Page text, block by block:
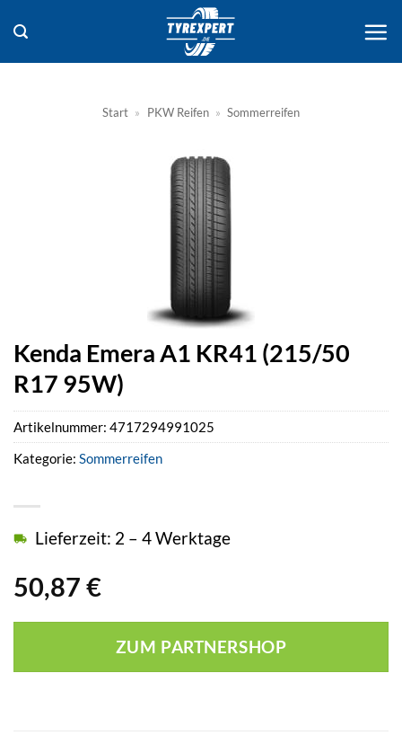
Inhalt
springen
Start » PKW Reifen » Sommerreifen
Kenda Emera A1 KR41 (215/50
R17 95W)
50,87 €
Lieferzeit: 2 – 4 Werktage
ZUM PARTNERSHOP
Artikelnummer: 4717294991025
Kategorie: Sommerreifen